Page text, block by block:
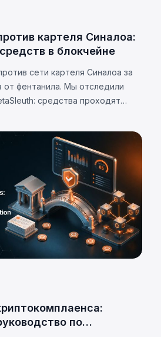
картеля Синалоа:
в блокчейне
сети картеля Синалоа за
фентанила. Мы отследили
средства проходят
по